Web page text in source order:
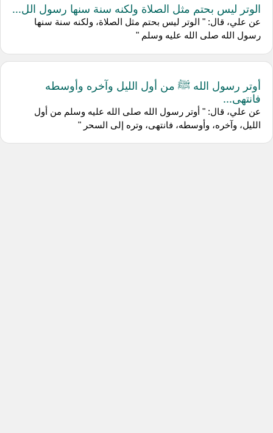
الوتر ليس بحتم مثل الصلاة ولكنه سنة سنها رسول الل...
عن علي، قال: " الوتر ليس بحتم مثل الصلاة، ولكنه سنة سنها
رسول الله صلى الله عليه وسلم "
أوتر رسول الله ﷺ من أول الليل وآخره وأوسطه
فانتهى...
عن علي، قال: " أوتر رسول الله صلى الله عليه وسلم من أول
الليل، وآخره، وأوسطه، فانتهى، وتره إلى السحر "